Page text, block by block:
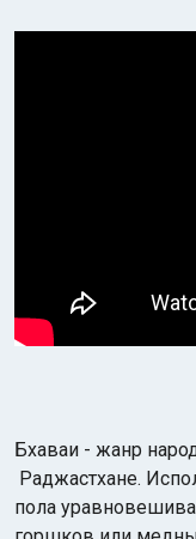
Бхаваи - жанр
Раджастхане.
пола